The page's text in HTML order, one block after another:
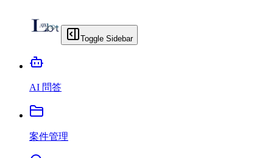
Toggle Sidebar
AI 問答
案件管理